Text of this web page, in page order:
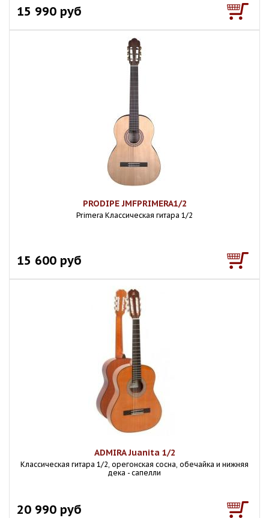
15 990 руб
PRODIPE JMFPRIMERA1/2
Primera Классическая гитара 1/2
15 600 руб
ADMIRA Juanita 1/2
Классическая гитара 1/2, орегонская сосна, обечайка и нижняя
дека - сапелли
20 990 руб